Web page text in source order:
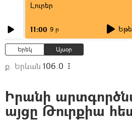
Լուրեր
11:00 9 ր
Երեկ Այսօր
ք. Երևան 106.0
Իրանի
այցը Թուրքիա